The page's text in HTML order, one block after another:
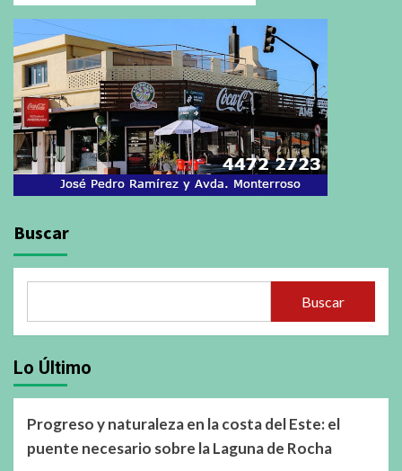
Buscar
Buscar
Lo Último
Progreso y naturaleza en la costa del Este: el
puente necesario sobre la Laguna de Rocha